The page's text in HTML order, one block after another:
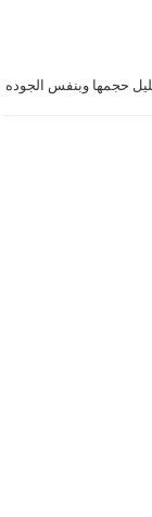
حجمها وبنفس الجوده